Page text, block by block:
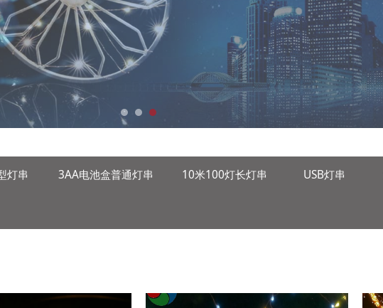
灯串 3AA电池盒普通灯串 10米100灯长灯串 USB灯串